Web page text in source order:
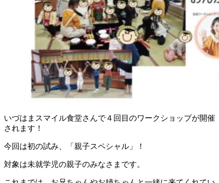
いづはまスマイル食堂さんで４回目のワークショップが開催
されます！
今回は初の試み、「親子スペシャル」！
対象は未就学児の親子のみなさまです。